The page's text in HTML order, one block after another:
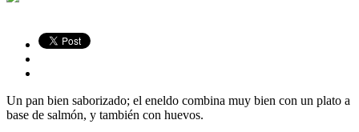
Un pan bien saborizado; el eneldo combina muy bien con un plato a
base de salmón, y también con huevos.